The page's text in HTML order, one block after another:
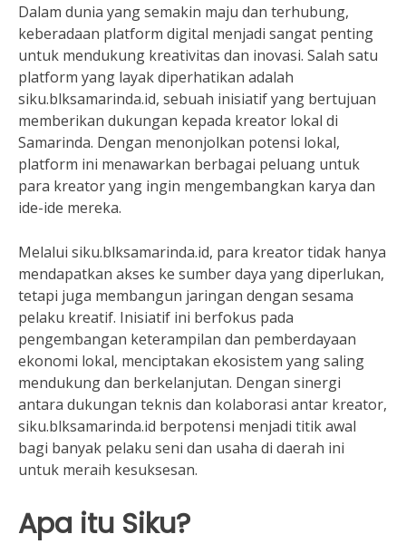
Dalam dunia yang semakin maju dan terhubung,
keberadaan platform digital menjadi sangat penting
untuk mendukung kreativitas dan inovasi. Salah satu
platform yang layak diperhatikan adalah
siku.blksamarinda.id, sebuah inisiatif yang bertujuan
memberikan dukungan kepada kreator lokal di
Samarinda. Dengan menonjolkan potensi lokal,
platform ini menawarkan berbagai peluang untuk
para kreator yang ingin mengembangkan karya dan
ide-ide mereka.
Melalui siku.blksamarinda.id, para kreator tidak hanya
mendapatkan akses ke sumber daya yang diperlukan,
tetapi juga membangun jaringan dengan sesama
pelaku kreatif. Inisiatif ini berfokus pada
pengembangan keterampilan dan pemberdayaan
ekonomi lokal, menciptakan ekosistem yang saling
mendukung dan berkelanjutan. Dengan sinergi
antara dukungan teknis dan kolaborasi antar kreator,
siku.blksamarinda.id berpotensi menjadi titik awal
bagi banyak pelaku seni dan usaha di daerah ini
untuk meraih kesuksesan.
Apa itu Siku?